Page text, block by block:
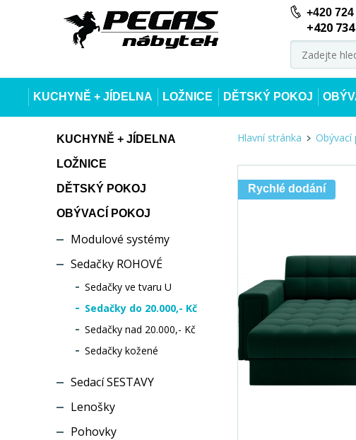
+420
+420
KUCHYNĚ + JÍDELNA LOŽNICE DĚTSKÝ POKOJ
KUCHYNĚ + JÍDELNA
LOŽNICE
DĚTSKÝ POKOJ
OBÝVACÍ POKOJ
Modulové systémy
Sedačky ROHOVÉ
Sedačky ve tvaru U
Sedačky do 20.000,- Kč
Sedačky nad 20.000,- Kč
Sedačky kožené
Sedací SESTAVY
Lenošky
Pohovky
Hlavní stránka Obývací
Rychlé dodání